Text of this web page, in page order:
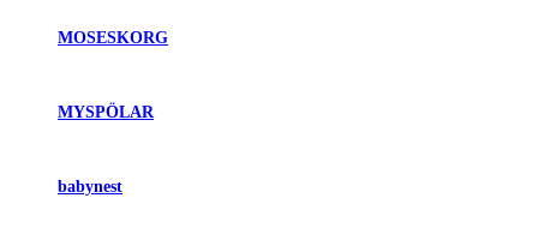
MOSESKORG
MYSPÖLAR
babynest